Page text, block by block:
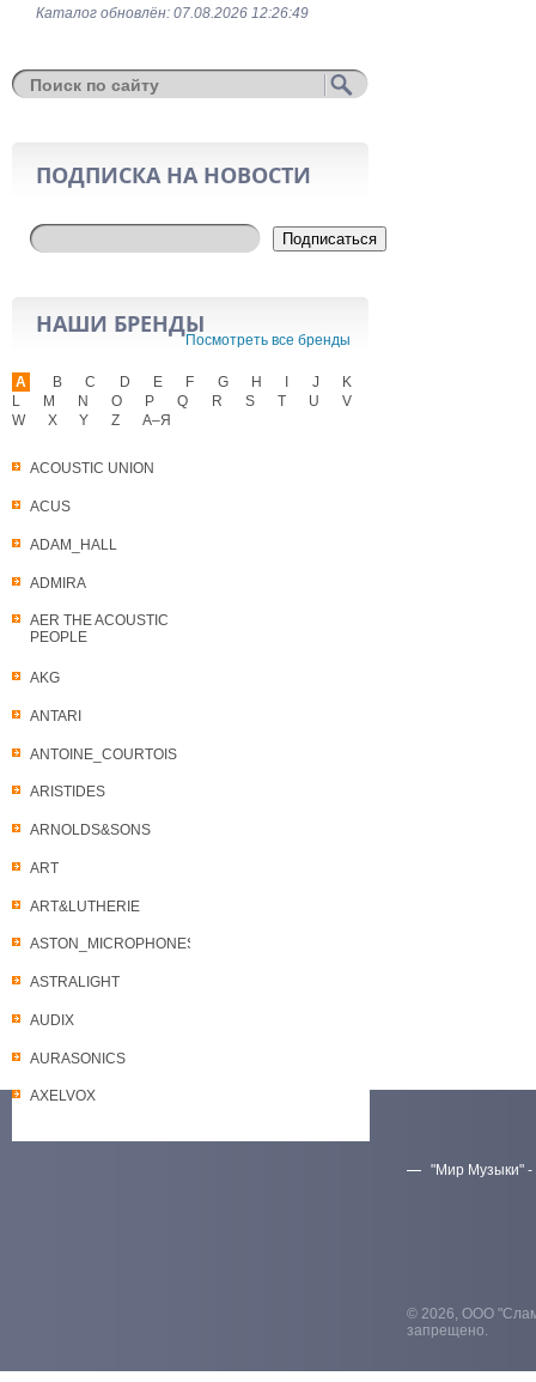
Каталог обновлён: 07.08.2026 12:26:49
ПОДПИСКА НА НОВОСТИ
Подписаться
НАШИ БРЕНДЫ
Посмотреть все бренды
A
ACOUSTIC UNION
ACUS
ADAM_HALL
ADMIRA
AER THE ACOUSTIC
PEOPLE
AKG
ANTARI
ANTOINE_COURTOIS
ARISTIDES
ARNOLDS&SONS
ART
ART&LUTHERIE
ASTON_MICROPHONES
ASTRALIGHT
AUDIX
AURASONICS
AXELVOX
B C D E F G H J
K
L
M N O P Q R S T U
V
W
X Y Z А–Я
"Мир Музыки" -
© 2026, ООО
запрещено.